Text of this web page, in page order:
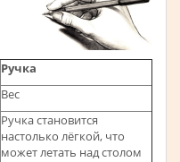
Ручка
Вес
Ручка становится
настолько лёгкой, что
может летать над столом